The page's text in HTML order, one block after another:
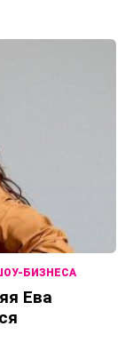
БИЗНЕСА
Ева